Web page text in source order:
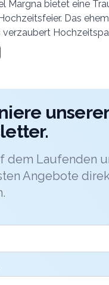
Margna bietet eine
Das
verzaubert
nach Arven
Sie im authentischen
dem Laufenden
Angebote